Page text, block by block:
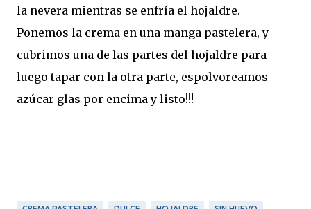
la nevera mientras se enfría el hojaldre.
Ponemos la crema en una manga pastelera, y
cubrimos una de las partes del hojaldre para
luego tapar con la otra parte, espolvoreamos
azúcar glas por encima y listo!!!